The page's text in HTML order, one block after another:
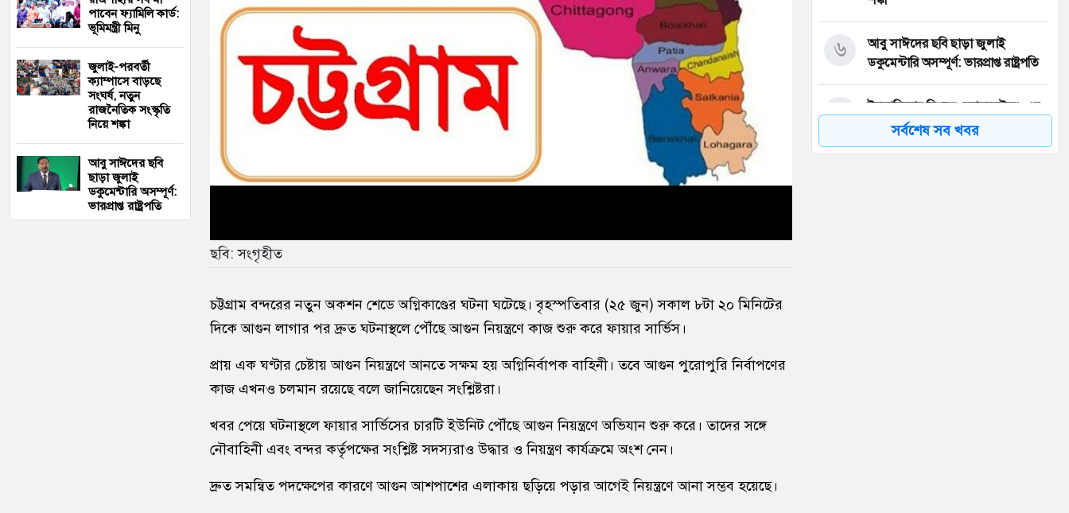
পাবেন ফ্যামিলি কার্ড:
ভূমিমন্ত্রী মিনু
জুলাই-পরবর্তী
ক্যাম্পাসে বাড়ছে
সংঘর্ষ, নতুন
রাজনৈতিক সংস্কৃতি
নিয়ে শঙ্কা
আবু সাঈদের ছবি
ছাড়া জুলাই
ডকুমেন্টারি অসম্পূর্ণ:
ভারপ্রাপ্ত রাষ্ট্রপতি
ছবি: সংগৃহীত
চট্টগ্রাম বন্দরের নতুন অকশন শেডে অগ্নিকাণ্ডের ঘটনা ঘটেছে। বৃহস্পতিবার (২৫ জুন) সকাল ৮টা ২০ মিনিটের
দিকে আগুন লাগার পর দ্রুত ঘটনাস্থলে পৌঁছে আগুন নিয়ন্ত্রণে কাজ শুরু করে ফায়ার সার্ভিস।
প্রায় এক ঘণ্টার চেষ্টায় আগুন নিয়ন্ত্রণে আনতে সক্ষম হয় অগ্নিনির্বাপক বাহিনী। তবে আগুন পুরোপুরি নির্বাপণের
কাজ এখনও চলমান রয়েছে বলে জানিয়েছেন সংশ্লিষ্টরা।
খবর পেয়ে ঘটনাস্থলে ফায়ার সার্ভিসের চারটি ইউনিট পৌঁছে আগুন নিয়ন্ত্রণে অভিযান শুরু করে। তাদের সঙ্গে
নৌবাহিনী এবং বন্দর কর্তৃপক্ষের সংশ্লিষ্ট সদস্যরাও উদ্ধার ও নিয়ন্ত্রণ কার্যক্রমে অংশ নেন।
দ্রুত সমন্বিত পদক্ষেপের কারণে আগুন আশপাশের এলাকায় ছড়িয়ে পড়ার আগেই নিয়ন্ত্রণে আনা সম্ভব হয়েছে।
আবু সাঈদের ছবি ছাড়া জুলাই
ডকুমেন্টারি অসম্পূর্ণ: ভারপ্রাপ্ত রাষ্ট্রপতি
৬
ইনফান্তিনোর বিরুদ্ধে ‘ব্ল্যাকমেইল’-এর
অভিযোগ জর্ডান ফুটবল প্রধানের
৭
সর্বশেষ সব খবর